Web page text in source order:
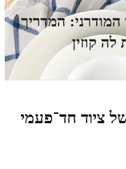
המודרני: המדריך
קוזין
ציוד חד־פעמי